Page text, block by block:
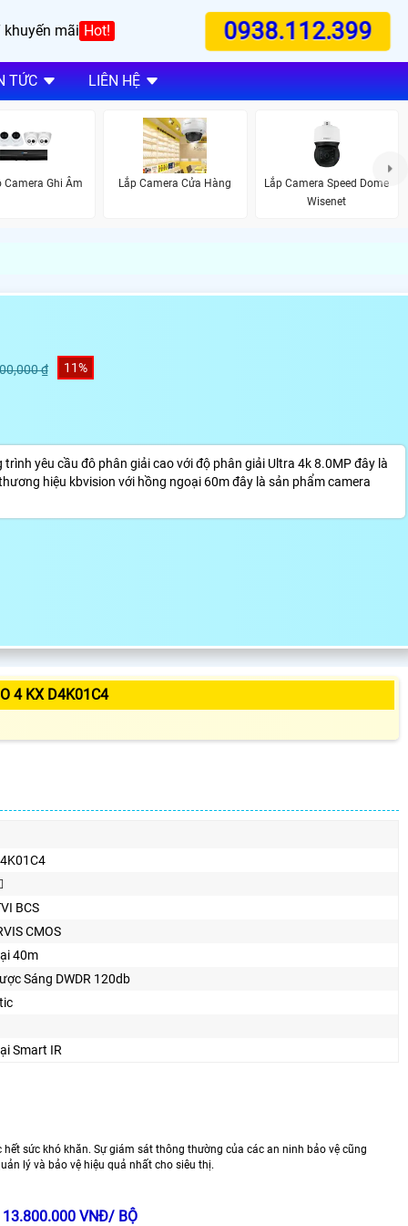
khuyến mãi Hot! 0938.112.399
TỨC LIÊN HỆ
Camera Ghi Âm Lắp Camera Cửa Hàng
Lắp Camera Speed Dome
Wisenet
₫ 11%
yêu cầu đô phân giải cao với độ phân giải Ultra 4k 8.0MP đây là
hiệu kbvision với hồng ngoại 60m đây là sản phẩm camera
4 KX D4K01C4
BCS
CMOS
40m
Sáng DWDR 120db
Smart IR
sức khó khăn. Sự giám sát thông thường của các an ninh bảo vệ cũng
lý và bảo vệ hiệu quả nhất cho siêu thị.
VNĐ/ BỘ